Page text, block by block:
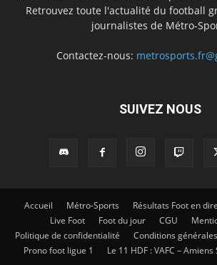
Retrouvez toute l'actualité du football
journalistes de Métro-
Contactez-nous:
SUIVEZ NOUS
Accueil Métro-Sports Résultats Foot en
Live Foot
Foot du jour CGU
Politique de confidentialité
Conditions
Prono foot ligue 1
Le 11 HDF : VAFC –